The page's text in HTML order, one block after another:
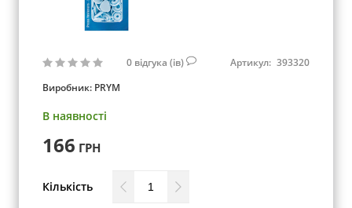
0 відгука (ів) Артикул: 393320
Виробник: PRYM
В наявності
166 ГРН
Кількість